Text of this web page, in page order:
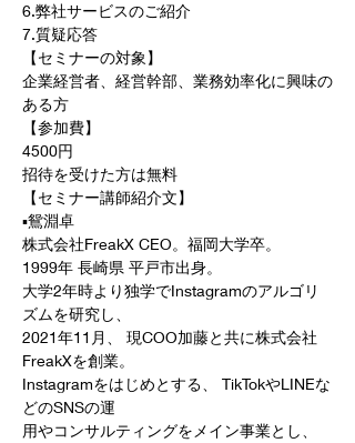
6.弊社サービスのご紹介
7.質疑応答
【セミナーの対象】
企業経営者、経営幹部、業務効率化に興味の
ある方
【参加費】
4500円
招待を受けた方は無料
【セミナー講師紹介文】
▪️鴛淵卓
株式会社FreakX CEO。福岡大学卒。
1999年 長崎県 平戸市出身。
大学2年時より独学でInstagramのアルゴリ
ズムを研究し、
2021年11月、 現COO加藤と共に株式会社
FreakXを創業。
Instagramをはじめとする、 TikTokやLINEな
どのSNSの運
用やコンサルティングをメイン事業とし、